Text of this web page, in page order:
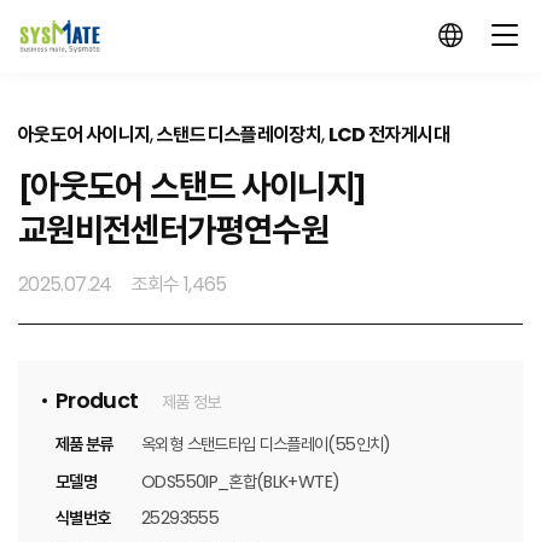
아웃도어 사이니지,스탠드 디스플레이장치,LCD 전자게시대
[아웃도어 스탠드 사이니지]
교원비전센터가평연수원
2025.07.24 조회수 1,465
Product
제품 정보
제품 분류
옥외형 스탠드타입 디스플레이(55인치)
모델명
ODS550IP_혼합(BLK+WTE)
식별번호
25293555